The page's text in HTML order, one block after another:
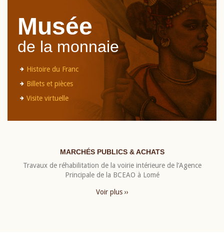
Musée
de la monnaie
Histoire du Franc
Billets et pièces
Visite virtuelle
MARCHÉS PUBLICS & ACHATS
Travaux de réhabilitation de la voirie intérieure de l’Agence
Principale de la BCEAO à Lomé
Voir plus ››